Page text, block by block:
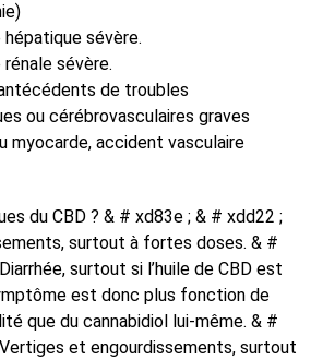
sévère.
sévère.
de troubles
ou cérébrovasculaires graves
myocarde, accident vasculaire
du CBD ? & # xd83e ; & # xdd22 ;
surtout à fortes doses. & #
surtout si l’huile de CBD est
est donc plus fonction de
que du cannabidiol lui-même. & #
et engourdissements, surtout